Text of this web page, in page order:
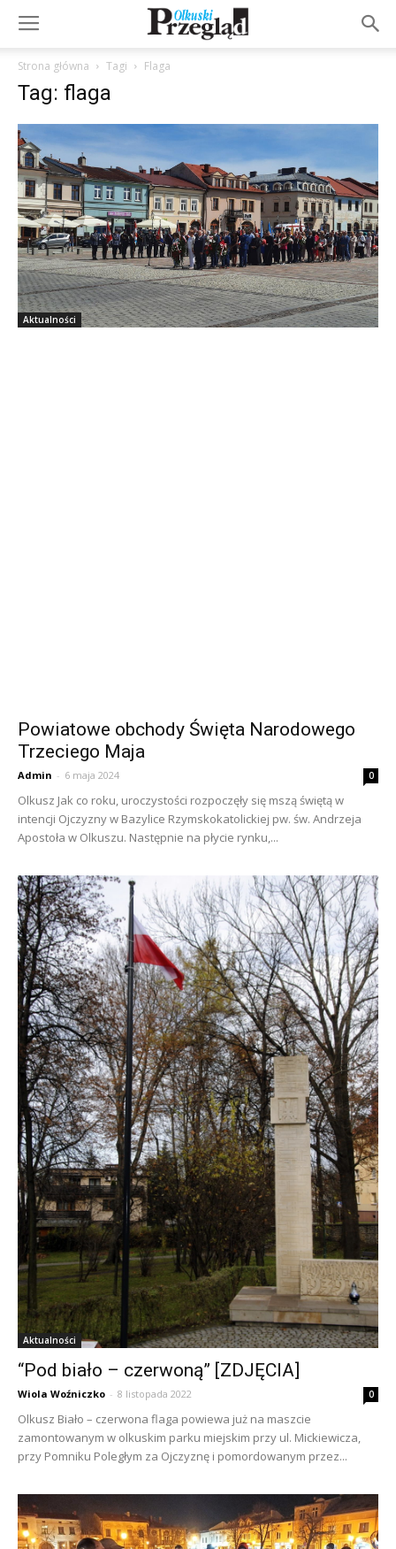
Strona główna Tagi Flaga
Tag: flaga
Aktualności
Powiatowe obchody Święta Narodowego
Trzeciego Maja
Admin - 6 maja 2024 0
Olkusz Jak co roku, uroczystości rozpoczęły się mszą świętą w
intencji Ojczyzny w Bazylice Rzymskokatolickiej pw. św. Andrzeja
Apostoła w Olkuszu. Następnie na płycie rynku,...
Aktualności
“Pod biało – czerwoną” [ZDJĘCIA]
Wiola Woźniczko - 8 listopada 2022 0
Olkusz Biało – czerwona flaga powiewa już na maszcie
zamontowanym w olkuskim parku miejskim przy ul. Mickiewicza,
przy Pomniku Poległym za Ojczyznę i pomordowanym przez...